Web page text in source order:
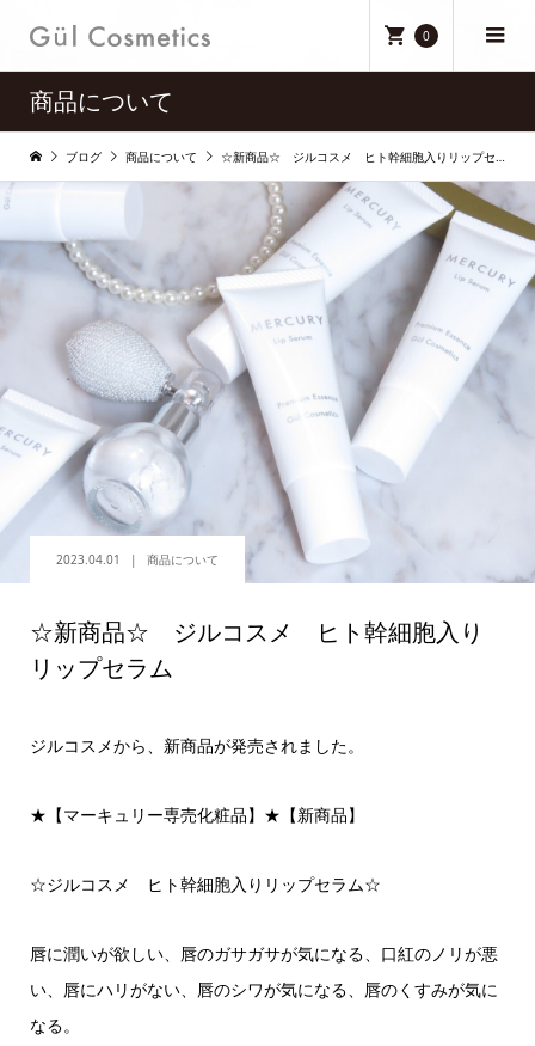
0
商品について
ブログ 商品について ☆新商品☆ ジルコスメ ヒト幹細胞入りリップセラム
2023.04.01 商品について
☆新商品☆ ジルコスメ ヒト幹細胞入り
リップセラム
ジルコスメから、新商品が発売されました。
★【マーキュリー専売化粧品】★【新商品】
☆ジルコスメ ヒト幹細胞入りリップセラム☆
唇に潤いが欲しい、唇のガサガサが気になる、口紅のノリが悪
い、唇にハリがない、唇のシワが気になる、唇のくすみが気に
なる。